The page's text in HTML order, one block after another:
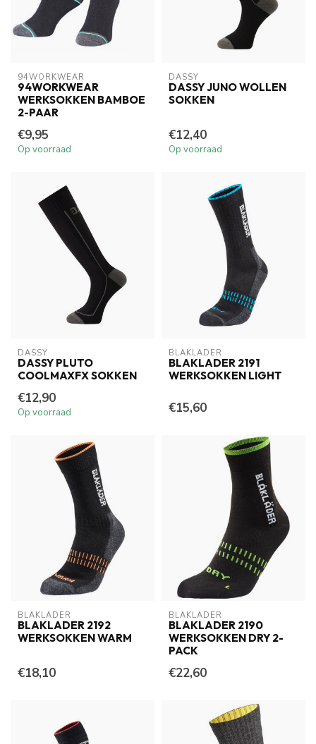
94WORKWEAR
94WORKWEAR
WERKSOKKEN BAMBOE
2-PAAR
€9,95
Op voorraad
DASSY
DASSY JUNO WOLLEN
SOKKEN
€12,40
Op voorraad
DASSY
DASSY PLUTO
COOLMAXFX SOKKEN
€12,90
Op voorraad
BLAKLADER
BLAKLADER 2191
WERKSOKKEN LIGHT
€15,60
BLAKLADER
BLAKLADER 2192
WERKSOKKEN WARM
€18,10
BLAKLADER
BLAKLADER 2190
WERKSOKKEN DRY 2-
PACK
€22,60